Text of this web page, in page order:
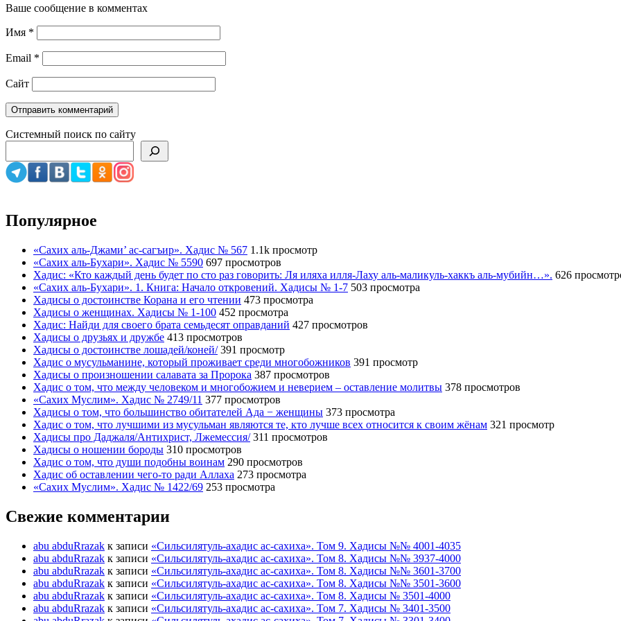
Ваше сообщение в комментах
Имя *
Email *
Сайт
Системный поиск по сайту
Популярное
«Сахих аль-Джами’ ас-сагъир». Хадис № 567 1.1k просмотр
«Сахих аль-Бухари». Хадис № 5590 697 просмотров
Хадис: «Кто каждый день будет по сто раз говорить: Ля иляха илля-Лаху аль-маликуль-хаккъ аль-мубийн…». 626
«Сахих аль-Бухари». 1. Книга: Начало откровений. Хадисы № 1-7 503 просмотра
Хадисы о достоинстве Корана и его чтении 473 просмотра
Хадисы о женщинах. Хадисы № 1-100 452 просмотра
Хадис: Найди для своего брата семьдесят оправданий 427 просмотров
Хадисы о друзьях и дружбе 413 просмотров
Хадисы о достоинстве лошадей/коней/ 391 просмотр
Хадис о мусульманине, который проживает среди многобожников 391 просмотр
Хадисы о произношении салавата за Пророка 387 просмотров
Хадис о том, что между человеком и многобожием и неверием – оставление молитвы 378 просмотров
«Сахих Муслим». Хадис № 2749/11 377 просмотров
Хадисы о том, что большинство обитателей Ада − женщины 373 просмотра
Хадис о том, что лучшими из мусульман являются те, кто лучше всех относится к своим жёнам 321 просмотр
Хадисы про Даджаля/Антихрист, Лжемессия/ 311 просмотров
Хадисы о ношении бороды 310 просмотров
Хадис о том, что души подобны воинам 290 просмотров
Хадис об оставлении чего-то ради Аллаха 273 просмотра
«Сахих Муслим». Хадис № 1422/69 253 просмотра
Свежие комментарии
abu abduRrazak к записи «Сильсилятуль-ахадис ас-сахиха». Том 9. Хадисы №№ 4001-4035
abu abduRrazak к записи «Сильсилятуль-ахадис ас-сахиха». Том 8. Хадисы №№ 3937-4000
abu abduRrazak к записи «Сильсилятуль-ахадис ас-сахиха». Том 8. Хадисы №№ 3601-3700
abu abduRrazak к записи «Сильсилятуль-ахадис ас-сахиха». Том 8. Хадисы №№ 3501-3600
abu abduRrazak к записи «Сильсилятуль-ахадис ас-сахиха». Том 8. Хадисы № 3501-4000
abu abduRrazak к записи «Сильсилятуль-ахадис ас-сахиха». Том 7. Хадисы № 3401-3500